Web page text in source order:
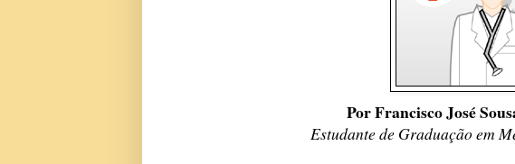
Por Francisco José
Estudante de Graduação em